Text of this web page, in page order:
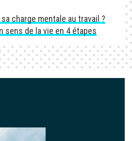
charge mentale au travail ?
sens de la vie en 4 étapes